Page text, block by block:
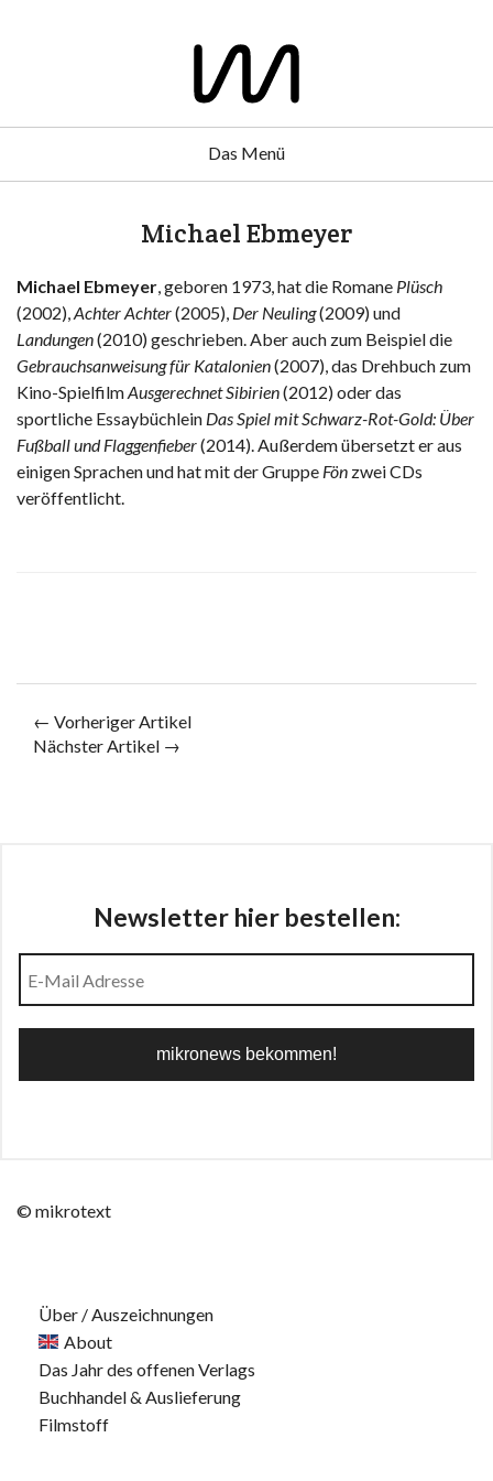
Das Menü
Michael Ebmeyer
Michael Ebmeyer, geboren 1973, hat die Romane Plüsch
(2002),Achter Achter(2005), Der Neuling(2009) und
Landungen(2010) geschrieben. Aber auch zum Beispiel die
Gebrauchsanweisung für Katalonien(2007), das Drehbuch zum
Kino-SpielfilmAusgerechnet Sibirien(2012) oder das
sportliche Essaybüchlein Das Spiel mit Schwarz-Rot-Gold: Über
Fußball und Flaggenfieber(2014). Außerdem übersetzt er aus
einigen Sprachen und hat mit der Gruppe Fön zwei CDs
veröffentlicht.
← Vorheriger Artikel
Nächster Artikel →
Newsletter hier bestellen:
© mikrotext
Über / Auszeichnungen
About
Das Jahr des offenen Verlags
Buchhandel & Auslieferung
Filmstoff